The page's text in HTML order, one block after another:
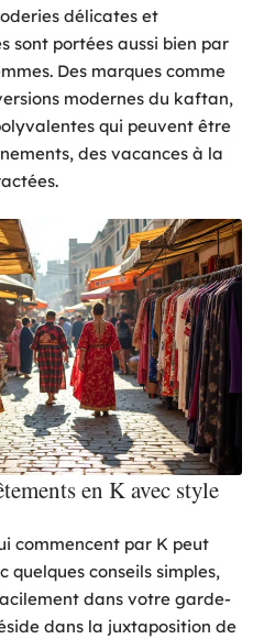
délicates et
sont portées aussi bien par
Des marques comme
modernes du kaftan,
qui peuvent être
des vacances à la
en K avec style
commencent par K peut
conseils simples,
dans votre garde-
dans la juxtaposition de